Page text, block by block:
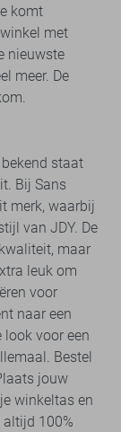
komt
met
nieuwste
meer. De
staat
Bij Sans
merk, waarbij
van JDY. De
maar
leuk om
voor
naar een
voor een
Bestel
jouw
winkeltas en
altijd 100%